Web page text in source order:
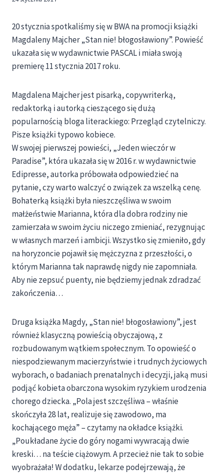
20 stycznia spotkaliśmy się w BWA na promocji książki
Magdaleny Majcher „Stan nie! błogosławiony”. Powieść
ukazała się w wydawnictwie PASCAL i miała swoją
premierę 11 stycznia 2017 roku.
Magdalena Majcher jest pisarką, copywriterką,
redaktorką i autorką cieszącego się dużą
popularnością bloga literackiego: Przegląd czytelniczy.
Pisze książki typowo kobiece.
W swojej pierwszej powieści, „Jeden wieczór w
Paradise”, która ukazała się w 2016 r. w wydawnictwie
Edipresse, autorka próbowała odpowiedzieć na
pytanie, czy warto walczyć o związek za wszelką cenę.
Bohaterką książki była nieszczęśliwa w swoim
małżeństwie Marianna, która dla dobra rodziny nie
zamierzała w swoim życiu niczego zmieniać, rezygnując
w własnych marzeń i ambicji. Wszystko się zmieniło, gdy
na horyzoncie pojawił się mężczyzna z przeszłości, o
którym Marianna tak naprawdę nigdy nie zapomniała.
Aby nie zepsuć puenty, nie będziemy jednak zdradzać
zakończenia…
Druga książka Magdy, „Stan nie! błogosławiony”, jest
również klasyczną powieścią obyczajową, z
rozbudowanym wątkiem społecznym. To opowieść o
niespodziewanym macierzyństwie i trudnych życiowych
wyborach, o badaniach prenatalnych i decyzji, jaką musi
podjąć kobieta obarczona wysokim ryzykiem urodzenia
chorego dziecka. „Pola jest szczęśliwa – właśnie
skończyła 28 lat, realizuje się zawodowo, ma
kochającego męża” – czytamy na okładce książki.
„Poukładane życie do góry nogami wywracają dwie
kreski… na teście ciążowym. A przecież nie tak to sobie
wyobrażała! W dodatku, lekarze podejrzewają, że